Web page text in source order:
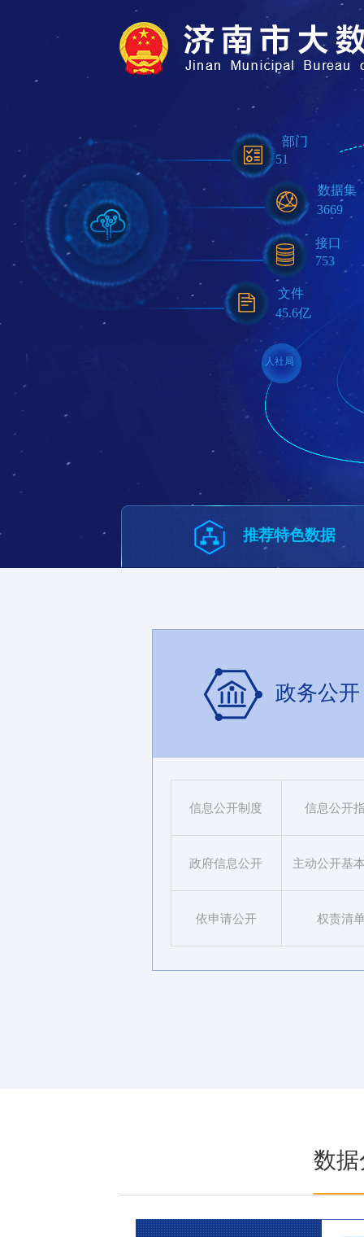
推荐特色数据
政务公开
信息公开制度 信息公开
政府信息公开 主动公开基
依申请公开 权责清
数